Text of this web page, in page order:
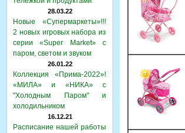
28.03.22
Новые «Супермаркеты»!!!
2 новых игровых набора из
серии «Super Market» с
паром, светом и звуком
26.01.22
Коллекция «Прима-2022»!
«МИЛА» и «НИКА» с
"Холодным Паром" и
холодильником
16.12.21
Расписание нашей работы